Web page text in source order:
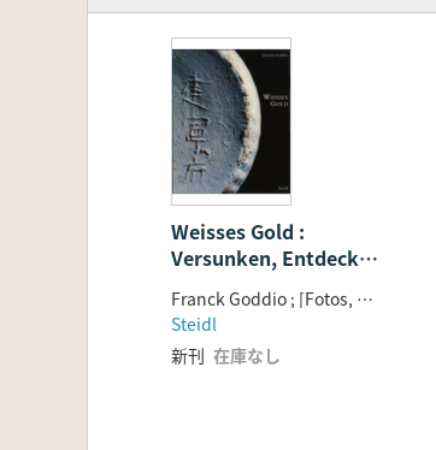
Weisses Gold :
Versunken, Entdeckt,
Geborgen
Franck Goddio ; [Fotos, Dirk Reinartz]
Steidl
新刊 在庫なし